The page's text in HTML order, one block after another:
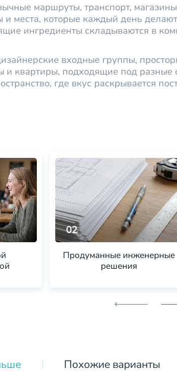
маршруты, транспорт,
и места, которые каждый день
ингредиенты складываются в
входные группы,
и квартиры, подходящие под разные
где вкус раскрывается
02
Продуманные инженерные
решения
Похожие варианты